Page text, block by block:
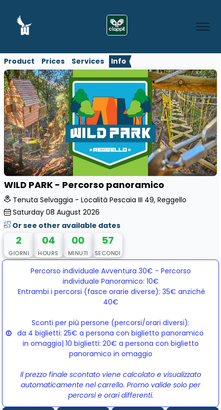
Product Prices Services Info
WILD PARK - Percorso panoramico
Tenuta Selvaggia - Località Pescaia III 49, Reggello
Saturday 08 August 2026
Or see other available dates
2
GIORNI
04
HOURS
00
MINUTI
56
SECONDI
Percorso individuale Avventura 30€ - Percorso
individuale Panoramico: 10€
Entrambi i percorsi (fasce orarie diverse): 35€ anziché
40€
Sconti per più persone (percorsi/orari diversi):
da 4 biglietti: 25€ a persona con biglietto panoramico
in omaggio| 10 biglietti: 20€ a persona con biglietto
panoramico in omaggio
Il prezzo finale scontato viene calcolato e visualizzato
automaticamente nel carrello. Promo valide solo per
percorsi e orari differenti.